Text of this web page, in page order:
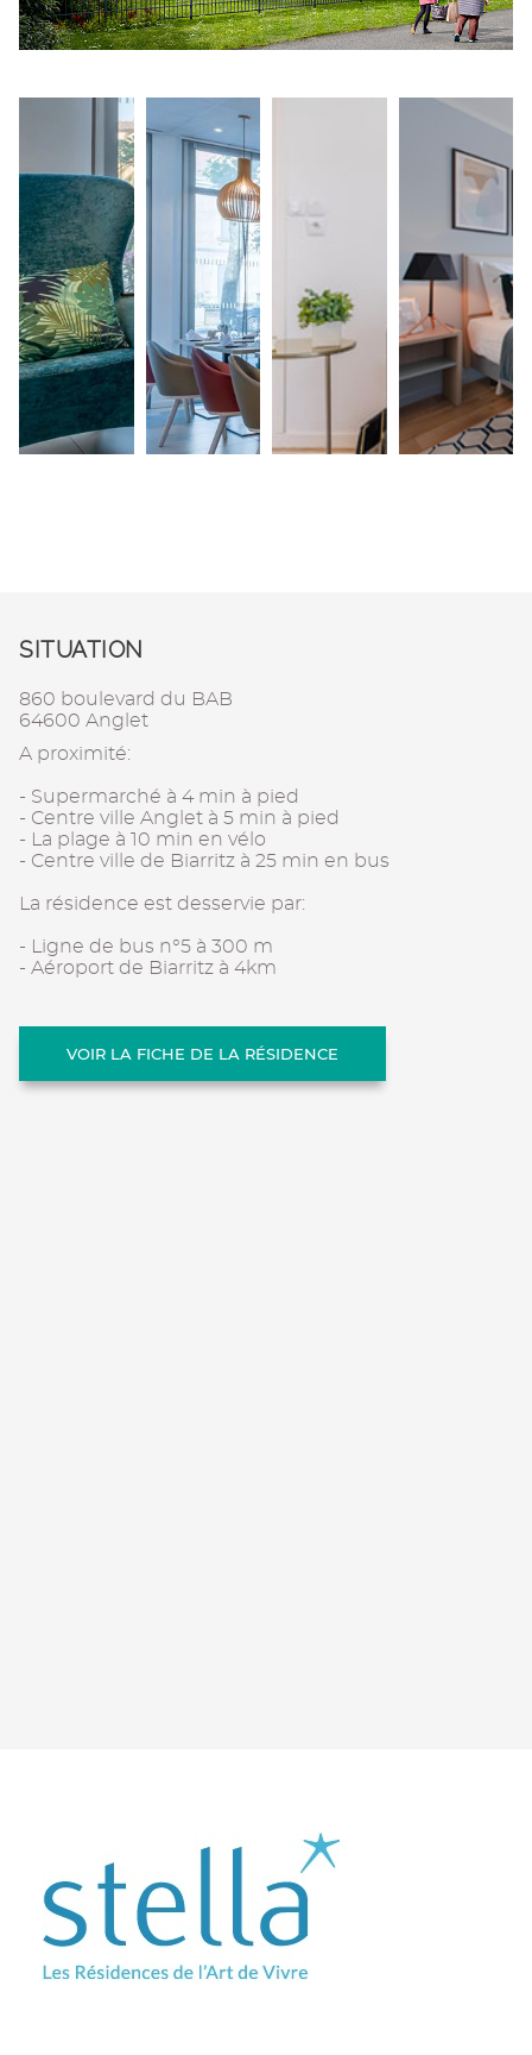
SITUATION
860 boulevard du BAB
64600 Anglet
A proximité:
- Supermarché à 4 min à pied
- Centre ville Anglet à 5 min à pied
- La plage à 10 min en vélo
- Centre ville de Biarritz à 25 min en bus
La résidence est desservie par:
- Ligne de bus n°5 à 300 m
- Aéroport de Biarritz à 4km
VOIR LA FICHE DE LA RÉSIDENCE